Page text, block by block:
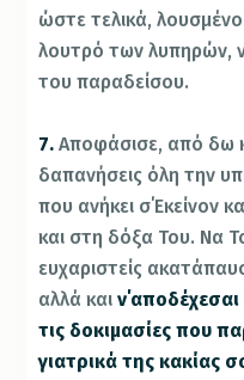
ώστε τελικά,
λουτρό των λυπηρών,
του παραδείσου.
7. Αποφάσισε, από δω
δαπανήσεις όλη την
που ανήκει σ΄Εκείνον
και στη δόξα Του. Να
ευχαριστείς
αλλά και
τις δοκιμασίες που
γιατρικά της κακίας